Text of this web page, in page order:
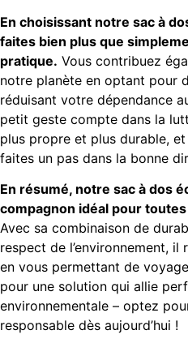
En choisissant notre sac à
faites bien plus que
pratique. Vous contribuez
notre planète en optant pour
réduisant votre dépendance
petit geste compte dans la
plus propre et plus durable,
faites un pas dans la bonne
En résumé, notre sac à dos
compagnon idéal pour
Avec sa combinaison de
respect de l’environnement,
en vous permettant de
pour une solution qui allie
environnementale – optez
responsable dès aujourd’hui !